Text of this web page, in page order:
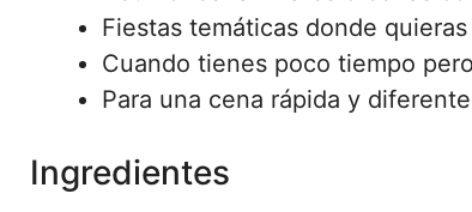
Fiestas temáticas donde
Cuando tienes poco tiempo
Para una cena rápida y
Ingredientes